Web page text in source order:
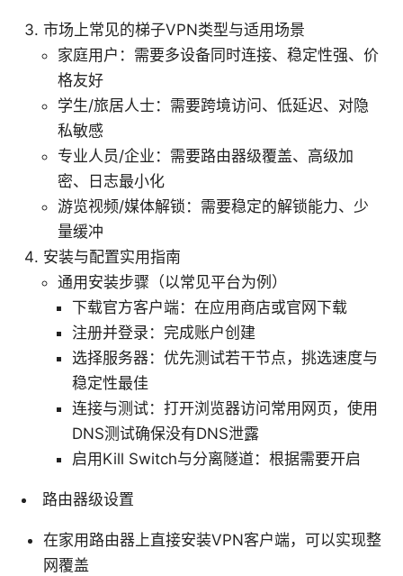
市场上常见的梯子VPN类型与适用场景
家庭用户：需要多设备同时连接、稳定性强、价
格友好
学生/旅居人士：需要跨境访问、低延迟、对隐
私敏感
专业人员/企业：需要路由器级覆盖、高级加
密、日志最小化
游览视频/媒体解锁：需要稳定的解锁能力、少
量缓冲
安装与配置实用指南
通用安装步骤（以常见平台为例）
下载官方客户端：在应用商店或官网下载
注册并登录：完成账户创建
选择服务器：优先测试若干节点，挑选速度与
稳定性最佳
连接与测试：打开浏览器访问常用网页，使用
DNS测试确保没有DNS泄露
启用Kill Switch与分离隧道：根据需要开启
路由器级设置
在家用路由器上直接安装VPN客户端，可以实现整
网覆盖